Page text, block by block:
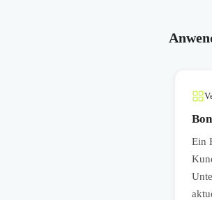
Ein